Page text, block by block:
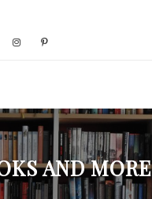
AND MORE